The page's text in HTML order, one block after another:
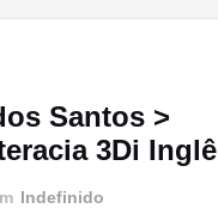
Santos >
3Di
Indefinido